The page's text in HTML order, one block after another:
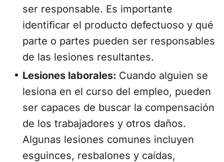
ser responsable. Es importante
identificar el producto defectuoso y qué
parte o partes pueden ser responsables
de las lesiones resultantes.
Lesiones laborales: Cuando alguien se
lesiona en el curso del empleo, pueden
ser capaces de buscar la compensación
de los trabajadores y otros daños.
Algunas lesiones comunes incluyen
esguinces, resbalones y caídas,